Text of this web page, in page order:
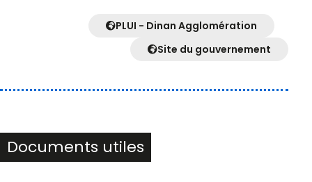
PLUI - Dinan Agglomération
Site du gouvernement
Documents utiles